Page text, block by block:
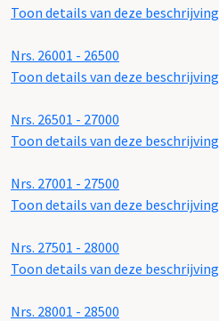
Toon details van deze beschrijving
Nrs. 26001 - 26500
Toon details van deze beschrijving
Nrs. 26501 - 27000
Toon details van deze beschrijving
Nrs. 27001 - 27500
Toon details van deze beschrijving
Nrs. 27501 - 28000
Toon details van deze beschrijving
Nrs. 28001 - 28500